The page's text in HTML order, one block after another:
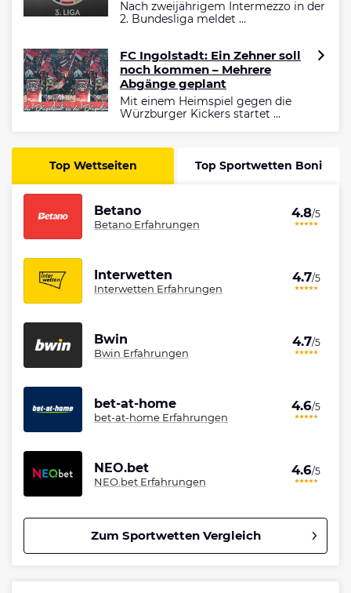
Nach zweijährigem Intermezzo in der
2. Bundesliga meldet ...
FC Ingolstadt: Ein Zehner soll
noch kommen – Mehrere
Abgänge geplant
Mit einem Heimspiel gegen die
Würzburger Kickers startet ...
Top Wettseiten Top Sportwetten Boni
Betano
Betano Erfahrungen
4.8/5
Interwetten
Interwetten Erfahrungen
4.7/5
Bwin
Bwin Erfahrungen
4.7/5
bet-at-home
bet-at-home Erfahrungen
4.6/5
NEO.bet
NEO.bet Erfahrungen
4.6/5
Zum Sportwetten Vergleich